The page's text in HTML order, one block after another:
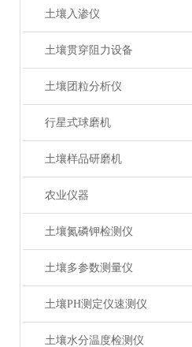
土壤入渗仪
土壤贯穿阻力设备
土壤团粒分析仪
行星式球磨机
土壤样品研磨机
农业仪器
土壤氮磷钾检测仪
土壤多参数测量仪
土壤PH测定仪速测仪
土壤水分温度检测仪